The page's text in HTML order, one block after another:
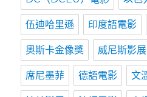
伍迪哈里遜 印度語電影
奧斯卡金像獎 威尼斯影展
席尼墨菲 德語電影 文